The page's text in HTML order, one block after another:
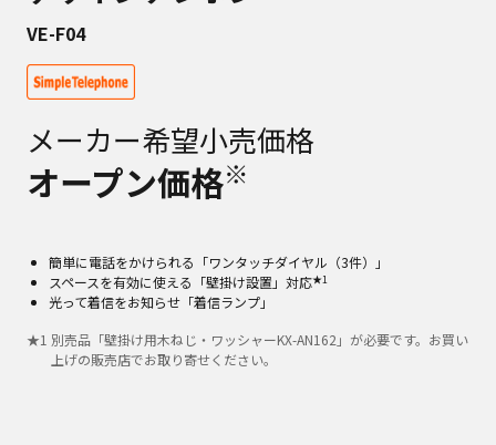
VE-F04
メーカー希望小売価格
オープン価格※
簡単に電話をかけられる「ワンタッチダイヤル（3件）」
スペースを有効に使える「壁掛け設置」対応★1
光って着信をお知らせ「着信ランプ」
★1 別売品「壁掛け用木ねじ・ワッシャーKX-AN162」が必要です。お買い
上げの販売店でお取り寄せください。